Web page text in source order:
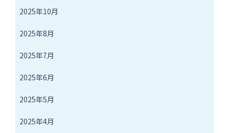
2025年10月
2025年8月
2025年7月
2025年6月
2025年5月
2025年4月